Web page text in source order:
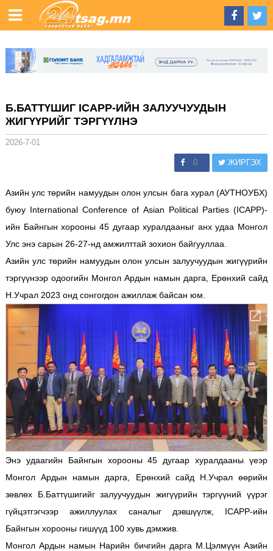
Б.БАТТҮШИГ ICAPP-ИЙН ЗАЛУУЧУУДЫН
ЖИГҮҮРИЙГ ТЭРГҮҮЛНЭ
2026-7-01
0 ЖИРГЭХ
Азийн улс төрийн намуудын олон улсын бага хурал (АУТНОУБХ)
буюу International Conference of Asian Political Parties (ICAPP)-
ийн Байнгын хорооны 45 дугаар хуралдааныг анх удаа Монгол
Улс энэ сарын 26-27-нд амжилттай зохион байгууллаа.
Азийн улс төрийн намуудын олон улсын залуучуудын жигүүрийн
тэргүүнээр одоогийн Монгол Ардын намын дарга, Ерөнхий сайд
Н.Учрал 2023 онд сонгогдон ажиллаж байсан юм.
Энэ удаагийн Байнгын хорооны 45 дугаар хуралдааны үеэр
Монгол Ардын намын дарга, Ерөнхий сайд Н.Учрал өөрийн
зөвлөх Б.Баттүшигийг залуучуудын жигүүрийн тэргүүний үүрэг
гүйцэтгэгчээр ажиллуулах саналыг дэвшүүлж, ICAPP-ийн
Байнгын хорооны гишүүд 100 хувь дэмжив.
Монгол Ардын намын Нарийн бичгийн дарга М.Цэлмүүн Азийн